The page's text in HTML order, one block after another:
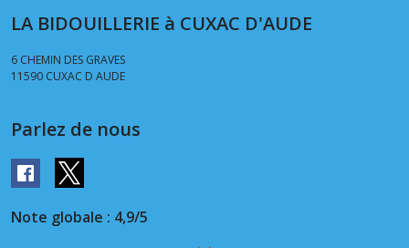
LA BIDOUILLERIE à CUXAC D'AUDE
6 CHEMIN DES GRAVES
11590 CUXAC D AUDE
Parlez de nous
Note globale : 4,9/5